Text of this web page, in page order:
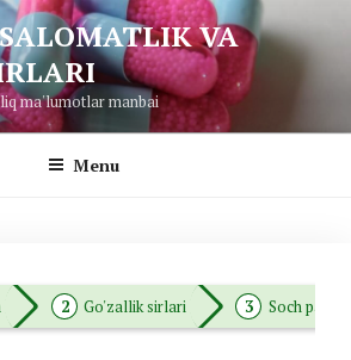
VA
ma'lumotlar manbai
Menu
Go'zallik sirlari Soch